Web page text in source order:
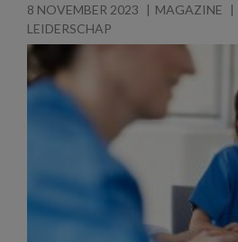
8 NOVEMBER 2023 MAGAZINE
LEIDERSCHAP